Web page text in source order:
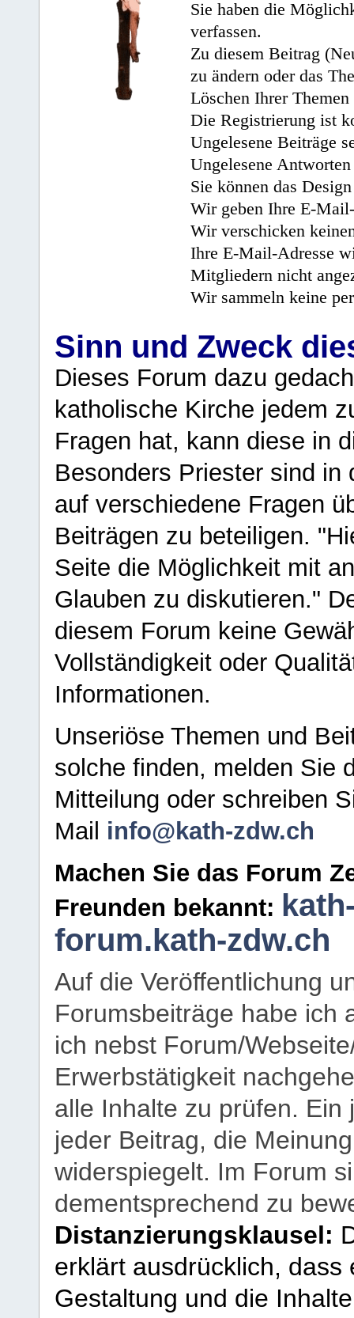
Sie haben die
verfassen.
Zu diesem Beitrag
zu ändern oder das
Löschen Ihrer
Die Registrierung ist
Ungelesene Beiträge
Ungelesene
Sie können das
Wir geben Ihre E-
Wir verschicken
Ihre E-Mail-Adresse
Mitgliedern nicht
Wir sammeln keine
Sinn und Zweck
Dieses Forum dazu
katholische Kirche jedem
Fragen hat, kann diese in
Besonders Priester sind in
auf verschiedene Fragen
Beiträgen zu beteiligen.
Seite die Möglichkeit mit
Glauben zu diskutieren."
diesem Forum keine
Vollständigkeit oder
Informationen.
Unseriöse Themen und
solche finden, melden Sie
Mitteilung oder schreiben
Mail info@kath-zdw.ch
Machen Sie das Forum
Freunden bekannt:
forum.kath-zdw.ch
Auf die Veröffentlichung
Forumsbeiträge habe ich
ich nebst Forum/
Erwerbstätigkeit
alle Inhalte zu prüfen.
jeder Beitrag, die
widerspiegelt. Im Forum
dementsprechend zu
Distanzierungsklausel:
erklärt ausdrücklich,
Gestaltung und die